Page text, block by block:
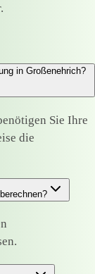
in Großenehrich?
Sie Ihre
die